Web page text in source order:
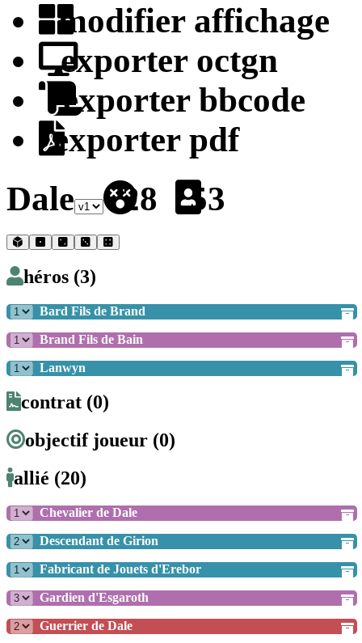
modifier affichage
exporter octgn
exporter bbcode
exporter pdf
Dale
28 53
héros (3)
Bard Fils de Brand
Brand Fils de Bain
Lanwyn
contrat (0)
objectif joueur (0)
allié (20)
Chevalier de Dale
Descendant de Girion
Fabricant de Jouets d'Erebor
Gardien d'Esgaroth
Guerrier de Dale